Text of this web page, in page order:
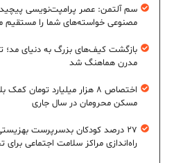
سم آلتمن: عصر پرامپت‌نویسی
مصنوعی خواسته‌های شما را مستقیم
بازگشت کیف‌های بزرگ به دنیای
مدرن هماهنگ شد
اختصاص ۸ هزار میلیارد
مسکن محرومان در سال جاری
۲۷ درصد کودکان بدسرپرست
راه‌اندازی مراکز سلامت اجتماعی برای